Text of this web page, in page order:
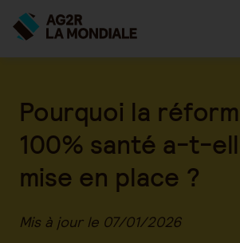
Pourquoi la
100% santé a-t-
mise en place ?
Mis à jour le 07/01/2026